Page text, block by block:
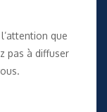
que
pas à diffuser